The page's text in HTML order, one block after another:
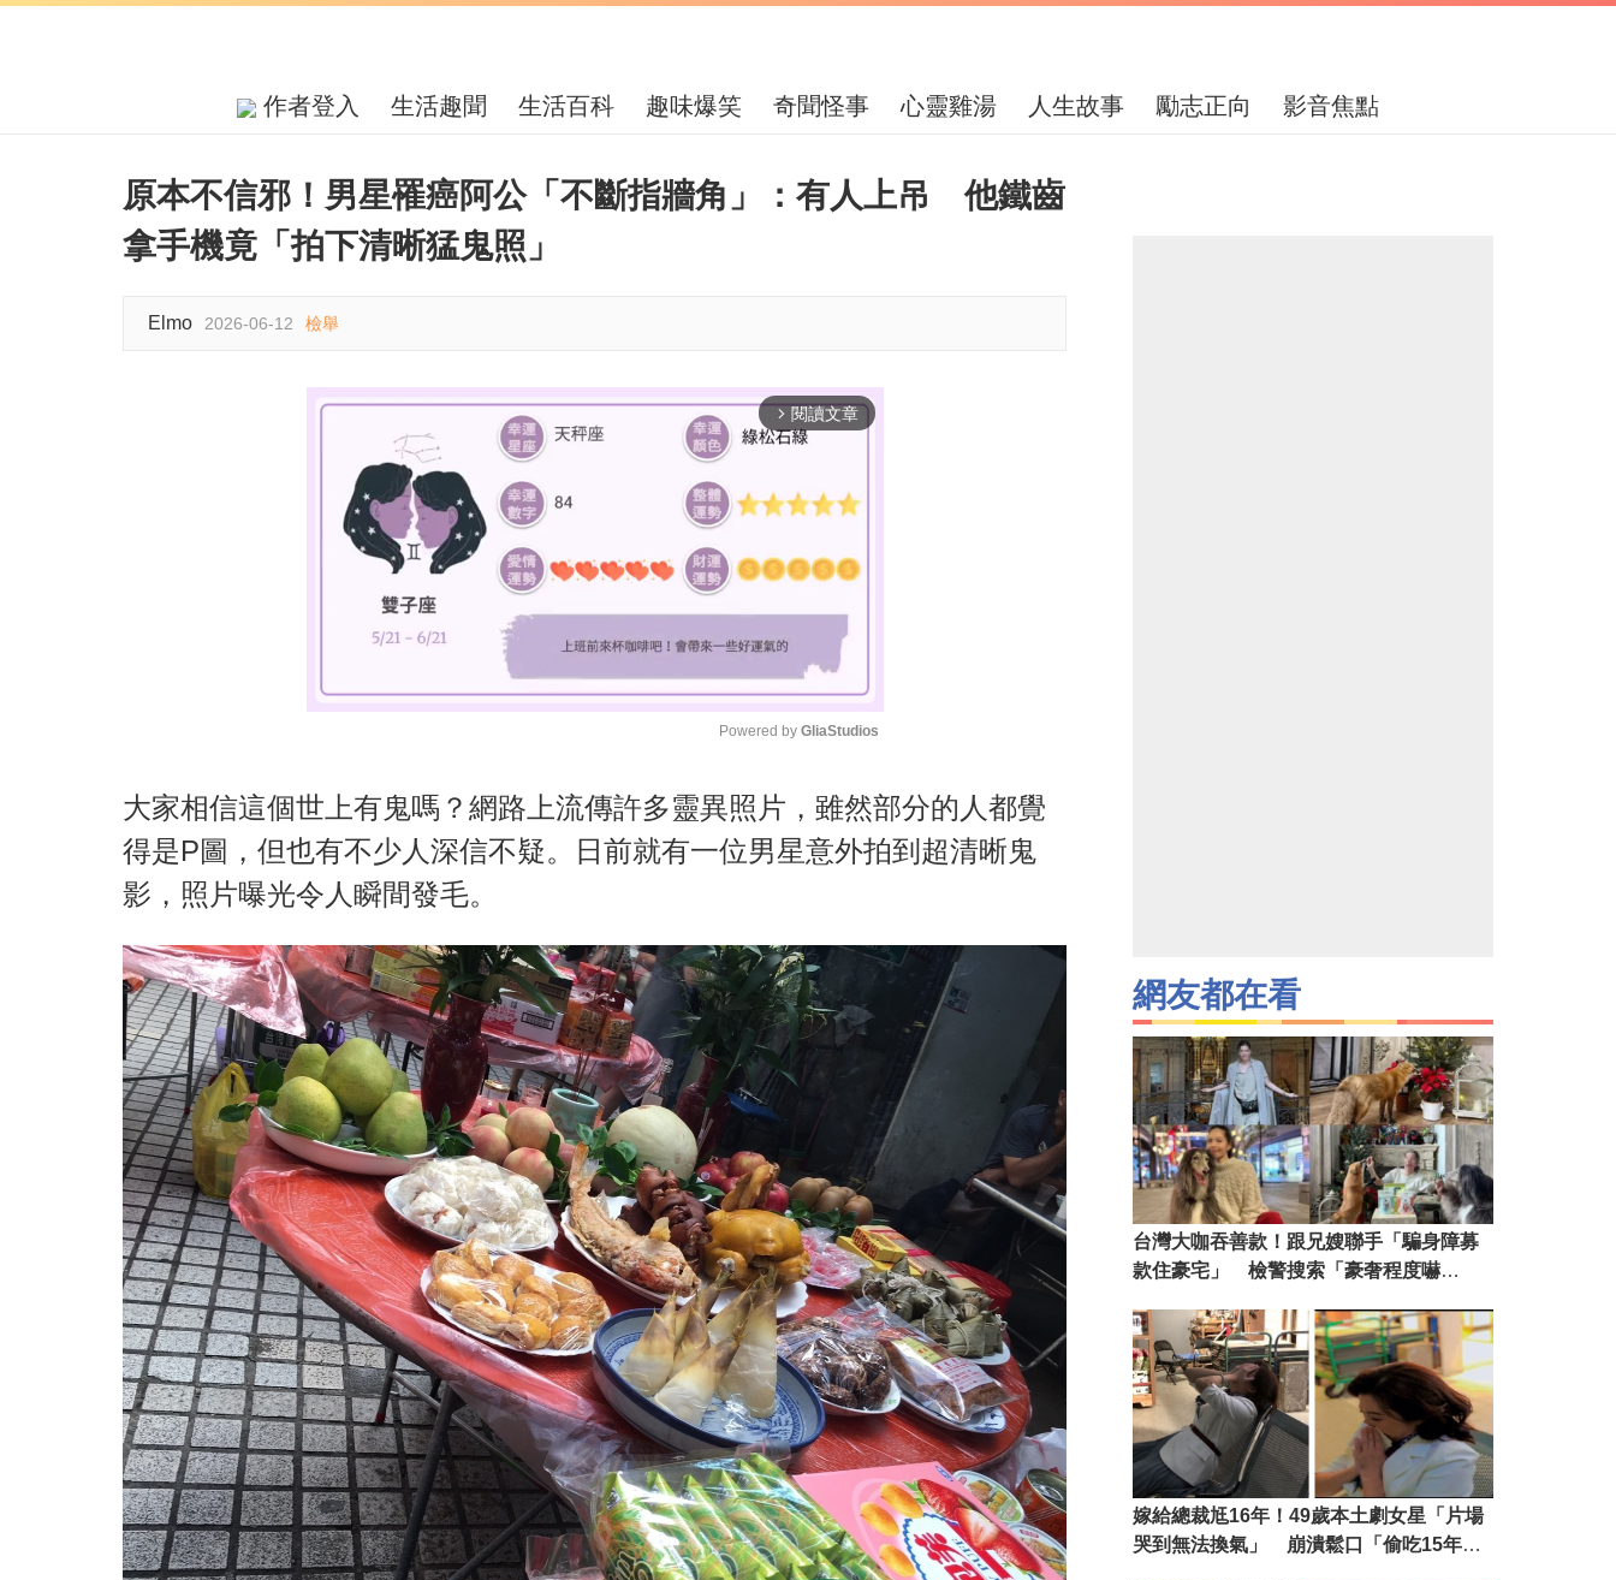
作者登入 生活趣聞 生活百科 趣味爆笑 奇聞怪事 心靈雞湯 人生故事 勵志正向 影音焦點
原本不信邪！男星罹癌阿公「不斷指牆角」：有人上吊 他鐵齒
拿手機竟「拍下清晰猛鬼照」
Elmo 2026-06-12 檢舉
arrow_forward_ios 閱讀文章
M
u
t
Powered by GliaStudios
大家相信這個世上有鬼嗎？網路上流傳許多靈異照片，雖然部分的人都覺
得是P圖，但也有不少人深信不疑。日前就有一位男星意外拍到超清晰鬼
影，照片曝光令人瞬間發毛。
網友都在看
台灣大咖吞善款！跟兄嫂聯手「騙身障募
款住豪宅」 檢警搜索「豪奢程度嚇
嫁給總裁尪16年！49歲本土劇女星「片場
哭到無法換氣」 崩潰鬆口「偷吃15年閨